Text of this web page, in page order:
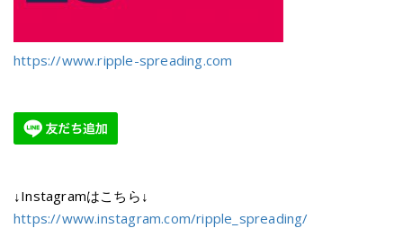
https://www.ripple-spreading.com
↓Instagramはこちら↓
https://www.instagram.com/ripple_spreading/